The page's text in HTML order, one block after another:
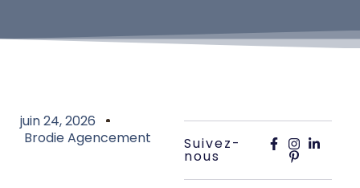
juin 24, 2026
Brodie Agencement
Suivez-
nous